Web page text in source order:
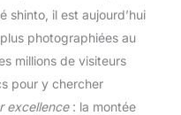
shinto, il est aujourd’hui
photographiées au
millions de visiteurs
pour y chercher
excellence: la montée